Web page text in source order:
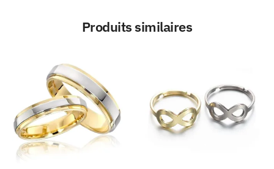
Produits similaires